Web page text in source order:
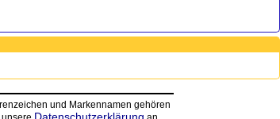
und Markennamen gehören